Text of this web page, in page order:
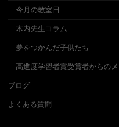
今月の教室日
木内先生コラム
夢をつかんだ子供たち
高進度学習者賞受賞者からの
ブログ
よくある質問